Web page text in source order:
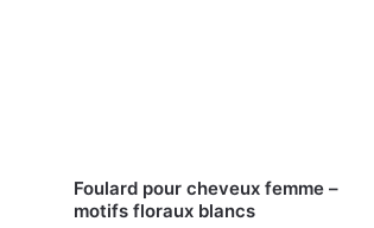
Foulard pour cheveux femme –
motifs floraux blancs